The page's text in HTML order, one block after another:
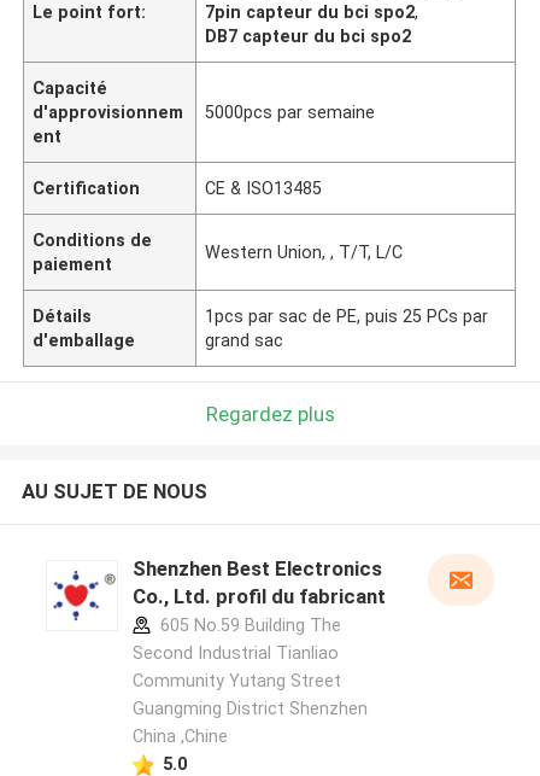
Le point fort:
7pin capteur du bci spo2,
DB7 capteur du bci spo2
Capacité
d'approvisionnem
ent
5000pcs par semaine
Certification CE & ISO13485
Conditions de
paiement
Western Union, , T/T, L/C
Détails
d'emballage
1pcs par sac de PE, puis 25 PCs par
grand sac
Regardez plus
AU SUJET DE NOUS
Shenzhen Best Electronics
Co., Ltd. profil du fabricant
605 No.59 Building The
Second Industrial Tianliao
Community Yutang Street
Guangming District Shenzhen
China ,Chine
5.0